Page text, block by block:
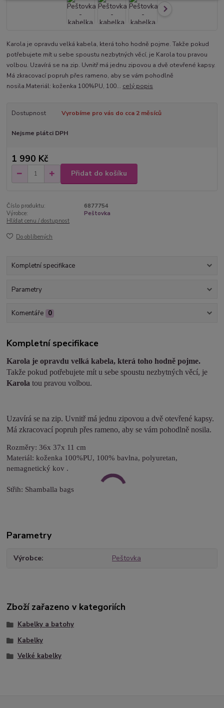
Karola je opravdu velká kabela, která toho hodně pojme. Takže pokud
potřebujete mít u sebe spoustu nezbytných věcí, je Karola tou pravou
volbou. Uzavírá se na zip. Uvnitř má jednu zipovou a dvě otevřené kapsy.
Má zkracovací popruh přes rameno, aby se vám pohodlně
nosila.Materiál: koženka 100%PU, 100... celý popis
Dostupnost Vyrobíme pro vás do cca 2 měsíců
Nejsme plátci DPH
1 990 Kč
Přidat do košíku
Číslo produktu:
6877754
Výrobce:
Peštovka
Hlídat cenu / dostupnost
Do oblíbených
Kompletní specifikace
Parametry
Komentáře 0
Kompletní specifikace
Karola je opravdu velká kabela, která toho hodně pojme.
Takže pokud potřebujete mít u sebe spoustu nezbytných věcí, je
Karola tou pravou volbou.
Uzavírá se na zip. Uvnitř má jednu zipovou a dvě otevřené kapsy.
Má zkracovací popruh přes rameno, aby se vám pohodlně nosila.
Rozměry: 36x 37x 11 cm
Materiál: koženka 100%PU, 100% bavlna, polyuretan,
nemagnetický kov .
Střih: Shamballa bags
Parametry
Výrobce Peštovka
Zboží zařazeno v kategoriích
Kabelky a batohy
Kabelky
Velké kabelky